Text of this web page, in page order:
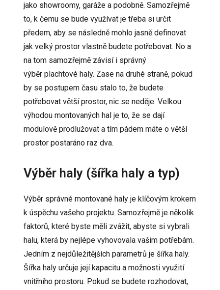
jako showroomy, garáže a podobně. Samozřejmě
to, k čemu se bude využívat je třeba si určit
předem, aby se následně mohlo jasně definovat
jak velký prostor vlastně budete potřebovat. No a
na tom samozřejmě závisí i správný
výběr plachtové haly. Zase na druhé straně, pokud
by se postupem času stalo to, že budete
potřebovat větší prostor, nic se neděje. Velkou
výhodou montovaných hal je to, že se dají
modulově prodlužovat a tím pádem máte o větší
prostor postaráno raz dva.
Výběr haly (šířka haly a typ)
Výběr správné montované haly je klíčovým krokem
k úspěchu vašeho projektu. Samozřejmě je několik
faktorů, které byste měli zvážit, abyste si vybrali
halu, která by nejlépe vyhovovala vašim potřebám.
Jedním z nejdůležitějších parametrů je šířka haly.
Šířka haly určuje její kapacitu a možnosti využití
vnitřního prostoru. Pokud se budete rozhodovat,